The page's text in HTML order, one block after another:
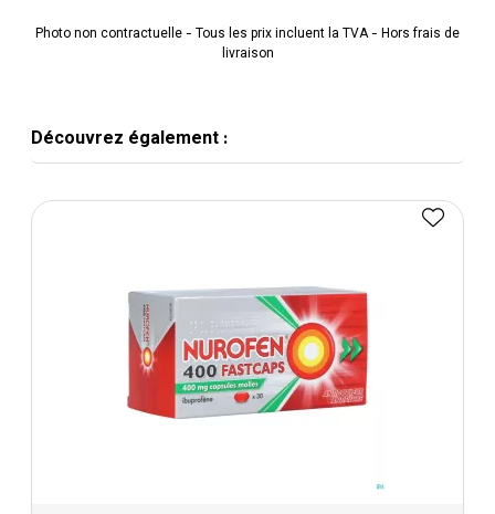
Photo non contractuelle - Tous les prix incluent la TVA - Hors frais de
livraison
Découvrez également :